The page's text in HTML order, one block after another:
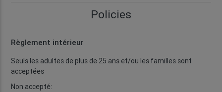
Policies
Règlement intérieur
Seuls les adultes de plus de 25 ans et/ou les familles sont
acceptées
Non accepté: